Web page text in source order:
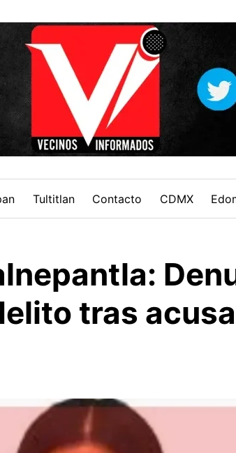
Tultitlan Contacto CDMX
tras